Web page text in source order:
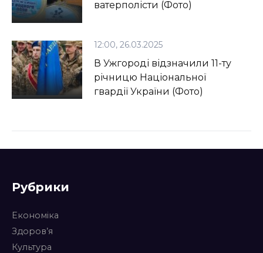
ватерполісти (Фото)
12:00, 26.03.2025
В Ужгороді відзначили 11-ту
річницю Національної
гвардії України (Фото)
Рубрики
Економіка
Здоров’я
Культура